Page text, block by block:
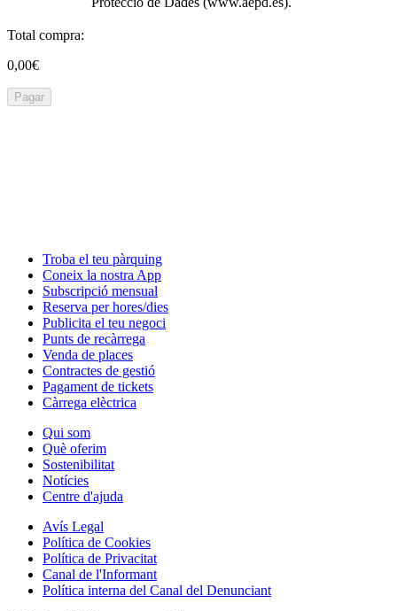
Total compra:
0,00€
Pagar
Troba el teu pàrquing
Coneix la nostra App
Subscripció mensual
Reserva per hores/dies
Publicita el teu negoci
Punts de recàrrega
Venda de places
Contractes de gestió
Pagament de tickets
Càrrega elèctrica
Qui som
Què oferim
Sostenibilitat
Notícies
Centre d'ajuda
Avís Legal
Política de Cookies
Política de Privacitat
Canal de l'Informant
Política interna del Canal del Denunciant